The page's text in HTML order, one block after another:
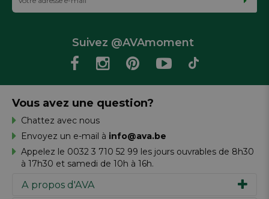
Suivez @AVAmoment
A propos d'AVA
Vous avez une question?
Chattez avec nous
Envoyez un e-mail à info@ava.be
Appelez le 0032 3 710 52 99 les jours ouvrables de 8h30
à 17h30 et samedi de 10h à 16h.